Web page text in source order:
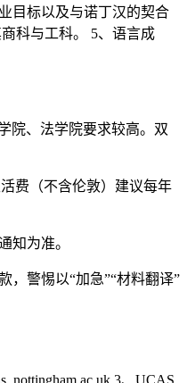
目标以及与诺丁汉的契合
科与工科。 5、语言成
院、法学院要求较高。双
费（不含伦敦）建议每年
知为准。
，警惕以“加急”“材料翻译”
nottingham.ac.uk 3、UCAS